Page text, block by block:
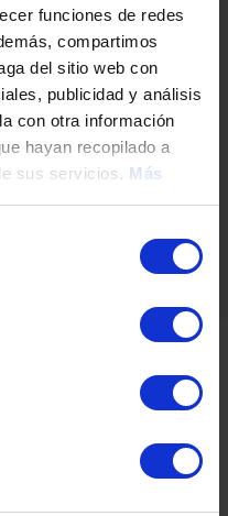
funciones de redes
compartimos
del sitio web con
publicidad y análisis
con otra información
hayan recopilado a
sus servicios. Más
i området
service
minuter från Cancúns